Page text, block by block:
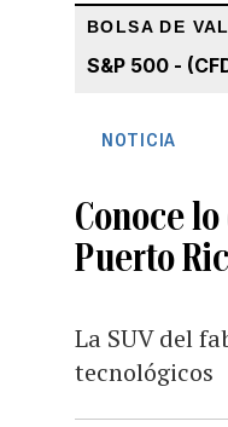
BOLSA DE
S&P 500 -
NOTICIA
Conoce
Puerto
La SUV del
tecnológicos